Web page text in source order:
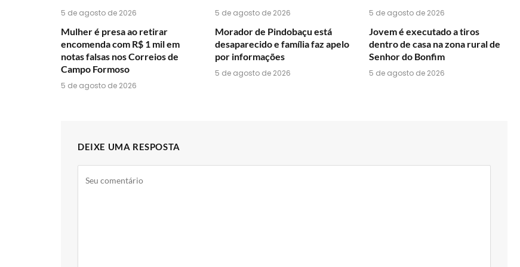
5 de agosto de 2026
Mulher é presa ao retirar
encomenda com R$ 1 mil em
notas falsas nos Correios de
Campo Formoso
5 de agosto de 2026
5 de agosto de 2026
Morador de Pindobaçu está
desaparecido e família faz apelo
por informações
5 de agosto de 2026
5 de agosto de 2026
Jovem é executado a tiros
dentro de casa na zona rural de
Senhor do Bonfim
5 de agosto de 2026
DEIXE UMA RESPOSTA